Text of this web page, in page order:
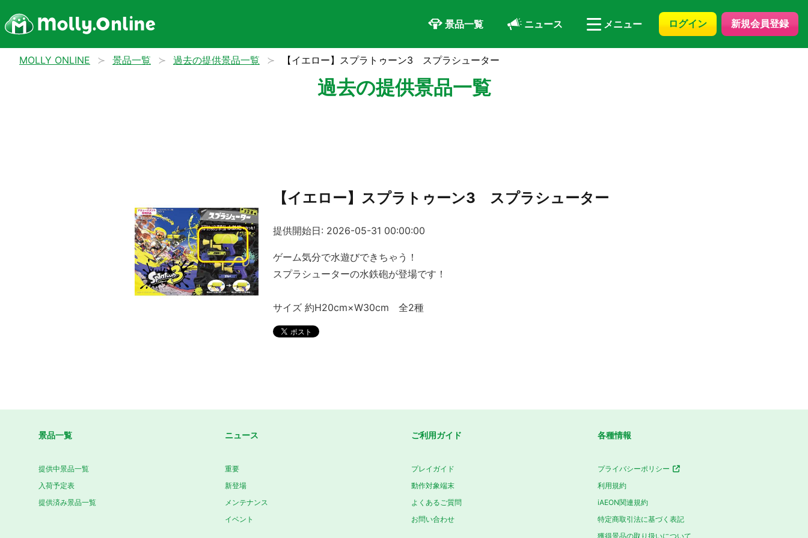
景品一覧 ニュース メニュー ログイン 新規会員登録
MOLLY ONLINE 景品一覧 過去の提供景品一覧 【イエロー】スプラトゥーン3 スプラシューター
過去の提供景品一覧
【イエロー】スプラトゥーン3 スプラシューター
提供開始日: 2026-05-31 00:00:00
ゲーム気分で水遊びできちゃう！
スプラシューターの水鉄砲が登場です！
サイズ 約H20cm×W30cm 全2種
景品一覧
提供中景品一覧
入荷予定表
提供済み景品一覧
ニュース
重要
新登場
メンテナンス
イベント
ご利用ガイド
プレイガイド
動作対象端末
よくあるご質問
お問い合わせ
各種情報
プライバシーポリシー
利用規約
iAEON関連規約
特定商取引法に基づく表記
獲得景品の取り扱いについて